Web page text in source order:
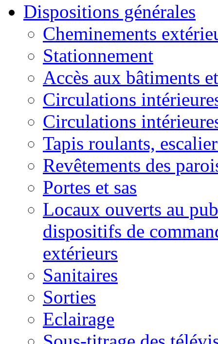
Dispositions générales
Cheminements
Stationnement
Accès aux bâtiments
Circulations
Circulations
Tapis roulants,
Revêtements des
Portes et sas
Locaux ouverts au
dispositifs de
extérieurs
Sanitaires
Sorties
Eclairage